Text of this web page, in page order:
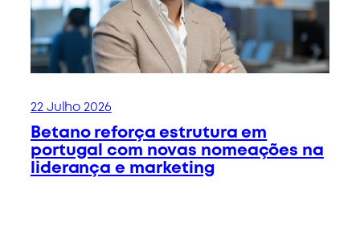
22 Julho 2026
Betano reforça estrutura em
portugal com novas nomeações na
liderança e marketing